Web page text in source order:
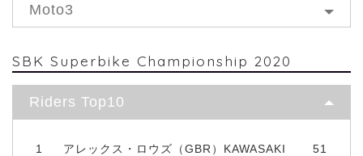
Moto3
SBK Superbike Championship 2020
Riders Top10
1 アレックス・ロウズ（GBR）KAWASAKI 51